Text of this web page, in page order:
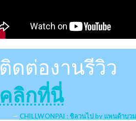
ติดต่องานรีวิว
คลิกที่นี่
CHILLWONPAI : ชิลวนไป by แพนด้าบว